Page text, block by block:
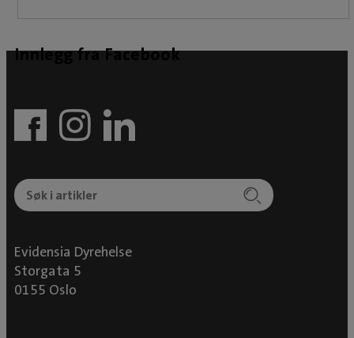
Innlegg fra Facebook
Evidensia Dyrehelse
Storgata 5
0155 Oslo